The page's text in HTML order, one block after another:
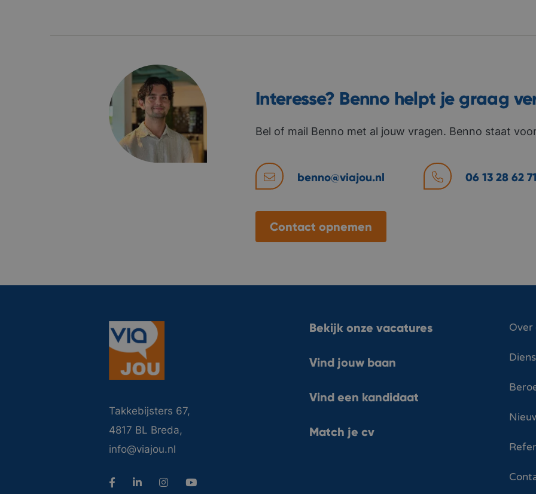
Interesse? Benno helpt je graag
Bel of mail Benno met al jouw vragen. Benno staat
benno@viajou.nl 06 13 28 62 71
Contact opnemen
Takkebijsters 67,
4817 BL Breda,
info@viajou.nl
Bekijk onze vacatures
Vind jouw baan
Vind een kandidaat
Match je cv
Over